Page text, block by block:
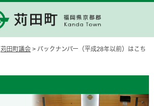
苅田町議会 > バックナンバー（平成28年以前）はこち